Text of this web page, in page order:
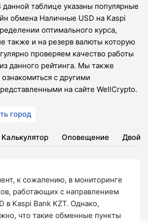
таблице указаны популярные
обмена Наличные USD на Kaspi
оптимального курса,
также и на резерв валюты которую
проверяем качество работы
данного рейтинга. Мы также
с другими
на сайте WellCrypto.
город
Калькулятор Оповещение
к сожалению, в мониторинге
работающих с направлением
в Kaspi Bank KZT. Однако,
что такие обменные пункты